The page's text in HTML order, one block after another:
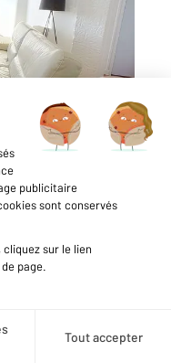
cet
de 3 pièces.
et fonctionnel.
55 m², il
...